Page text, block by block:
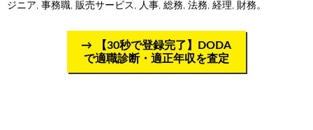
ジニア, 事務職, 販売サービス, 人事, 総務, 法務, 経理, 財務。
【30秒で登録完了】DODA
で適職診断・適正年収を査定